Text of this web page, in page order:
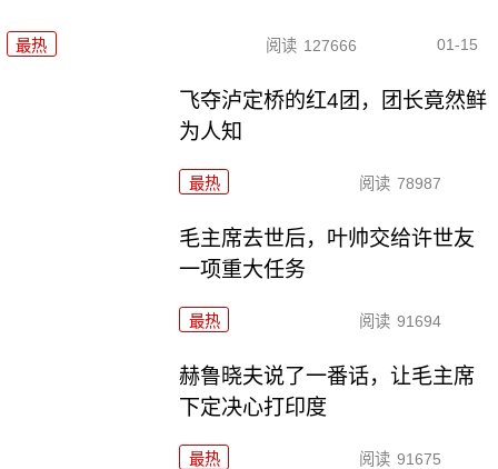
最热 阅读 127666 01-15
飞夺泸定桥的红4团，团长竟然鲜
为人知
最热 阅读 78987
毛主席去世后，叶帅交给许世友
一项重大任务
最热 阅读 91694
赫鲁晓夫说了一番话，让毛主席
下定决心打印度
最热 阅读 91675